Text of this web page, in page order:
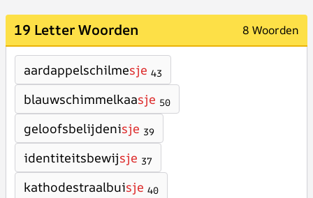
19 Letter Woorden 8 Woorden
aardappelschilmesje 43
blauwschimmelkaasje 50
geloofsbelijdenisje 39
identiteitsbewijsje 37
kathodestraalbuisje 40